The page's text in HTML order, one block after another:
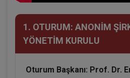
1. OTURUM: ANONİM
YÖNETİM KURULU
Oturum Başkanı: Prof. Dr.